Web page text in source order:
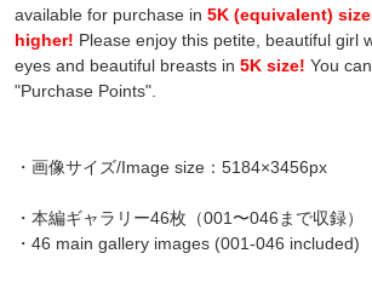
available for purchase in5K (equivalent)
higher! Please enjoy this petite, beautiful girl
eyes and beautiful breasts in5K size!You
"Purchase Points".
・画像サイズ/Image size：5184×3456px
・本編ギャラリー46枚（001〜046まで収録）
・46 main gallery images (001-046 included)